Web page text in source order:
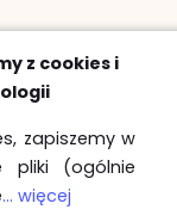
z cookies i
zapiszemy w
pliki (ogólnie
... więcej